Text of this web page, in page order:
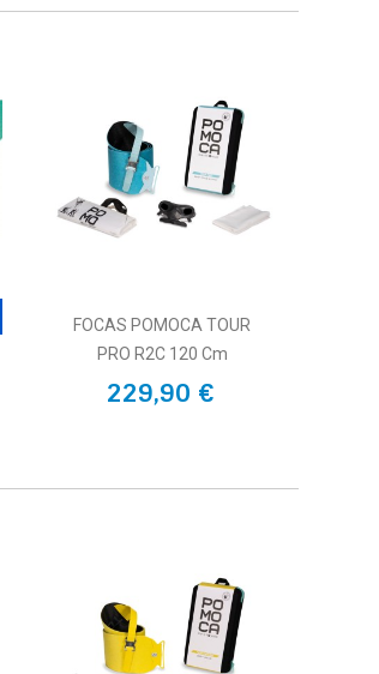
FOCAS POMOCA TOUR
PRO R2C 120 Cm
229,90 €